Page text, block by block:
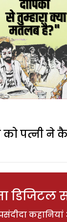
को पत्नी ने
डिजिटल